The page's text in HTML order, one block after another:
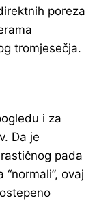
poreza
tromjesečja.
i za
Da je
pada
ovaj